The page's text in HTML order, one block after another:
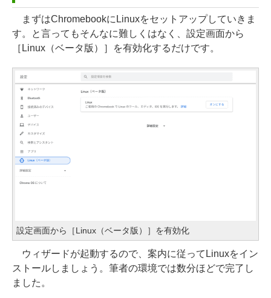
まずはChromebookにLinuxをセットアップしていきま
す。と言ってもそんなに難しくはなく、設定画面から
［Linux（ベータ版）］を有効化するだけです。
設定画面から［Linux（ベータ版）］を有効化
ウィザードが起動するので、案内に従ってLinuxをイン
ストールしましょう。筆者の環境では数分ほどで完了し
ました。